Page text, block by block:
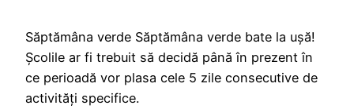
Săptămâna verde Săptămâna verde bate la ușă!
Școlile ar fi trebuit să decidă până în prezent în
ce perioadă vor plasa cele 5 zile consecutive de
activități specifice.